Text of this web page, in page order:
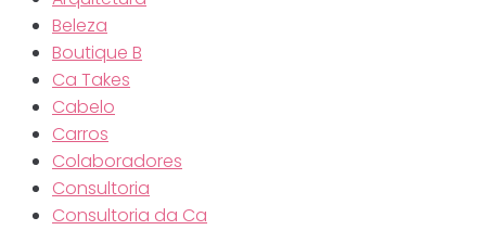
Beleza
Boutique B
Ca Takes
Cabelo
Carros
Colaboradores
Consultoria
Consultoria da Ca